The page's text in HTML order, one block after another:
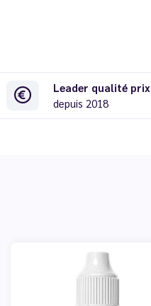
Leader qualité prix
depuis 2018